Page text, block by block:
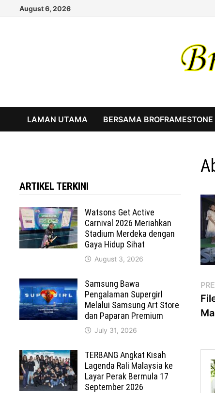
August 6, 2026
LAMAN UTAMA BERSAMA BROFRAMESTONE
ARTIKEL TERKINI
Watsons Get Active
Carnival 2026 Meriahkan
Stadium Merdeka dengan
Gaya Hidup Sihat
August 3, 2026
Samsung Bawa
Pengalaman Supergirl
Melalui Samsung Art Store
dan Paparan Premium
July 31, 2026
TERBANG Angkat Kisah
Lagenda Rali Malaysia ke
Layar Perak Bermula 17
September 2026